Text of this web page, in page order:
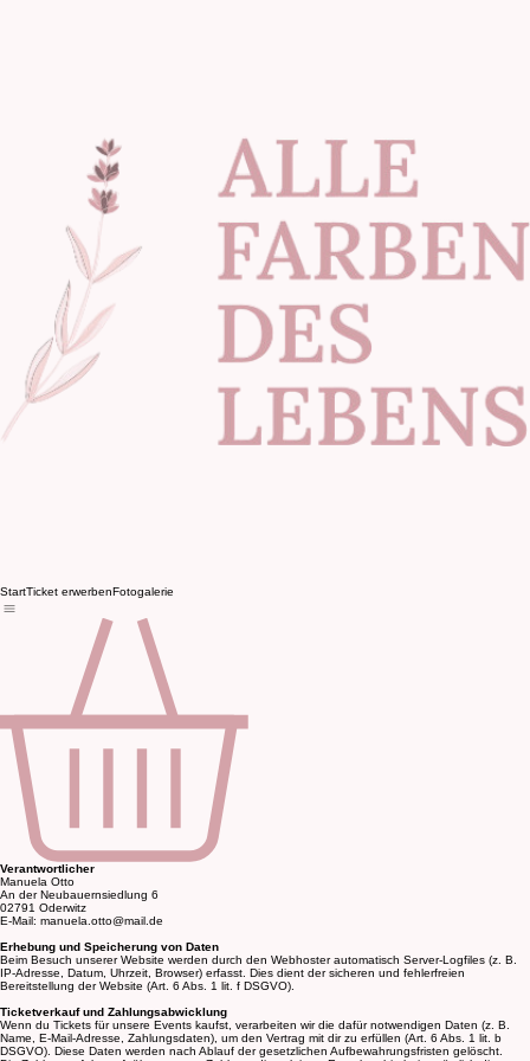
Start
Verantwortlicher
Manuela Otto
An der Neubauernsiedlung 6
02791 Oderwitz
Erhebung und Speicherung von Daten
Beim Besuch unserer Website werden durch den Webhoster automatisch Server-Logfiles (z. B.
IP-Adresse, Datum, Uhrzeit, Browser) erfasst. Dies dient der sicheren und fehlerfreien
Ticketverkauf und Zahlungsabwicklung
Wenn du Tickets für unsere Events kaufst, verarbeiten wir die dafür notwendigen Daten (z. B.
Name, E-Mail-Adresse, Zahlungsdaten), um den Vertrag mit dir zu erfüllen (Art. 6 Abs. 1 lit. b